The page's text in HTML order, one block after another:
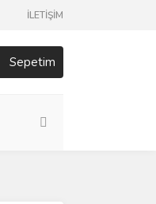
İLETİŞİM
Sepetim